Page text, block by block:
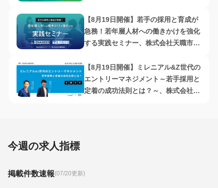
【8月19日開催】若手の採用と育成が
急務！若年層人材への働きかけを強化
する実践セミナー、株式会社天職市場
【8月19日開催】ミレニアル&Z世代の
エントリーマネジメント～若手採用と
定着の成功法則とは？～、株式会社
今週の求人指標
掲載件数速報(07/20更新)